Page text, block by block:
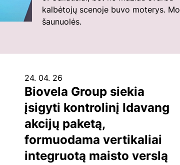
kalbėtojų scenoje buvo moterys.
šaunuolės.
24. 04. 26
Biovela Group siekia
įsigyti kontrolinį Idavang
akcijų paketą,
formuodama vertikaliai
integruotą maisto verslą